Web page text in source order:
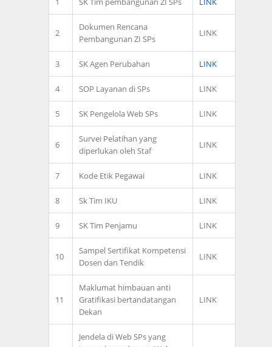
2
Dokumen Rencana
Pembangunan ZI SPs
LINK
3 SK Agen Perubahan LINK
4 SOP Layanan di SPs LINK
5 SK Pengelola Web SPs LINK
6
Survei Pelatihan yang
diperlukan oleh Staf
LINK
7 Kode Etik Pegawai LINK
8 Sk Tim IKU LINK
9 SK Tim Penjamu LINK
10
Sampel Sertifikat Kompetensi
Dosen dan Tendik
LINK
11
Maklumat himbauan anti
Gratifikasi bertandatangan
Dekan
LINK
Jendela di Web SPs yang